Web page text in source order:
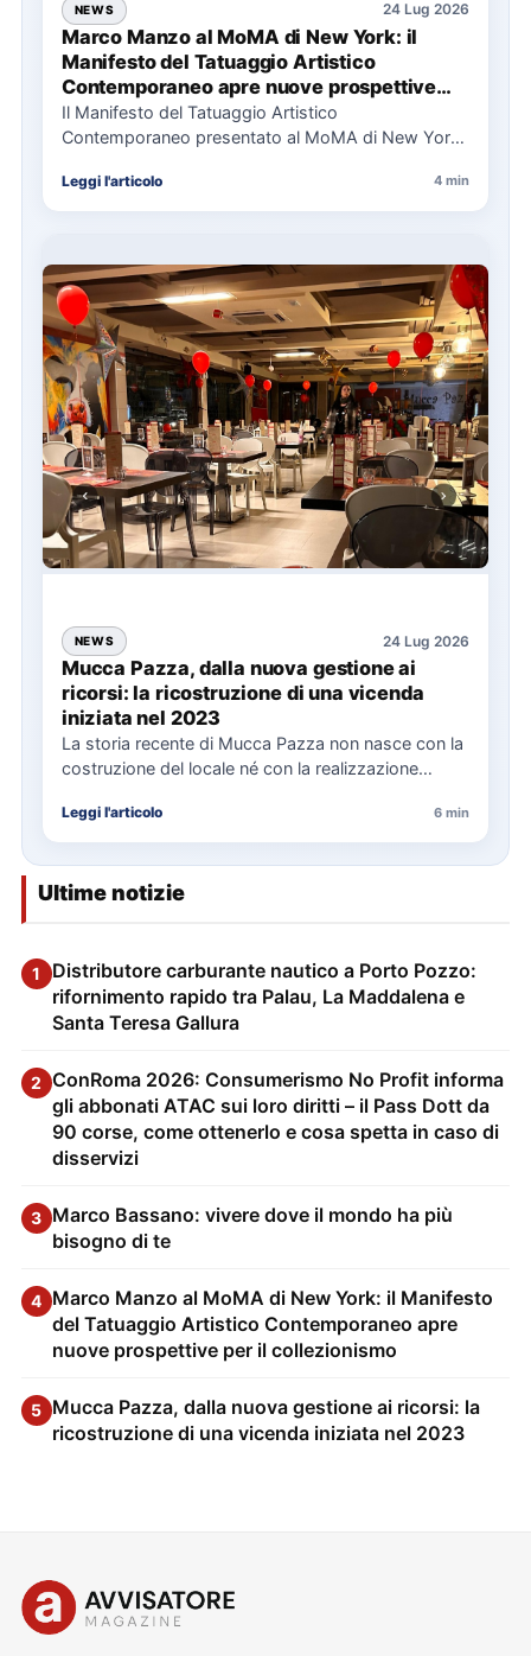
NEWS 24 Lug 2026
Marco Manzo al MoMA di New York: il
Manifesto del Tatuaggio Artistico
Contemporaneo apre nuove prospettive
per il collezionismo
Il Manifesto del Tatuaggio Artistico
Contemporaneo presentato al MoMA di New York
Leggi l'articolo 4 min
NEWS 24 Lug 2026
Mucca Pazza, dalla nuova gestione ai
ricorsi: la ricostruzione di una vicenda
iniziata nel 2023
La storia recente di Mucca Pazza non nasce con la
costruzione del locale né con la realizzazione
Leggi l'articolo 6 min
Ultime notizie
1
Distributore carburante nautico a Porto Pozzo:
rifornimento rapido tra Palau, La Maddalena e
Santa Teresa Gallura
2 ConRoma 2026: Consumerismo No Profit informa
gli abbonati ATAC sui loro diritti – il Pass Dott da
90 corse, come ottenerlo e cosa spetta in caso di
disservizi
3 Marco Bassano: vivere dove il mondo ha più
bisogno di te
4 Marco Manzo al MoMA di New York: il Manifesto
del Tatuaggio Artistico Contemporaneo apre
nuove prospettive per il collezionismo
5 Mucca Pazza, dalla nuova gestione ai ricorsi: la
ricostruzione di una vicenda iniziata nel 2023